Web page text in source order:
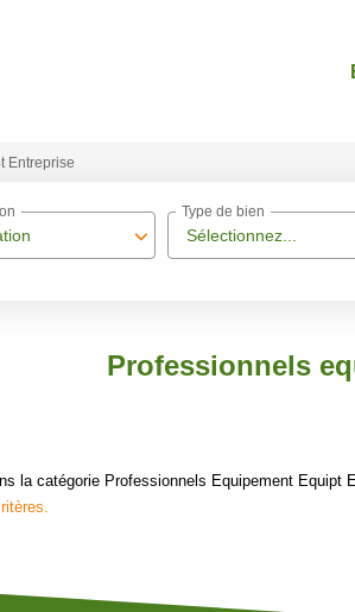
Entreprise
Sélectionnez...
Type de bien
Professionnels
la catégorie Professionnels Equipement